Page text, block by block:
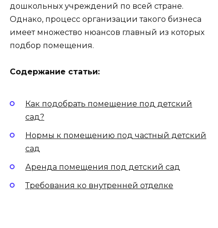
дошкольных учреждений по всей стране.
Однако, процесс организации такого бизнеса
имеет множество нюансов главный из которых
подбор помещения.
Содержание статьи:
Как подобрать помещение под детский
сад?
Нормы к помещению под частный детский
сад
Аренда помещения под детский сад
Требования ко внутренней отделке